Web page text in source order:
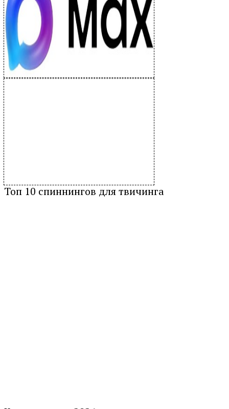
Топ 10 спиннингов для твичинга